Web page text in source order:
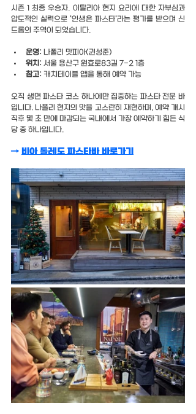
시즌 1 최종 우승자. 이탈리아 현지 요리에 대한 자부심과
압도적인 실력으로 '인생은 파스타'라는 평가를 받으며 신
드롬의 주역이 되었습니다.
운영: 나폴리 맛피아(권성준)
위치: 서울 용산구 원효로83길 7-2 1층
참고: 캐치테이블 앱을 통해 예약 가능
오직 생면 파스타 코스 하나에만 집중하는 파스타 전문 바
입니다. 나폴리 현지의 맛을 고스란히 재현하며, 예약 개시
직후 몇 초 만에 마감되는 국내에서 가장 예약하기 힘든 식
당 중 하나입니다.
→ 비아 톨레도 파스타바 바로가기